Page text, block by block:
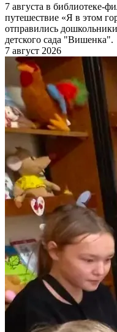
7 августа в библиотеке-
путешествие «Я в этом
отправились
детского сада "Вишенка".
7 август 2026